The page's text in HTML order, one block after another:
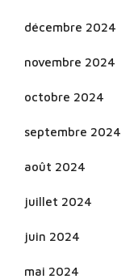
décembre 2024
novembre 2024
octobre 2024
septembre 2024
août 2024
juillet 2024
juin 2024
mai 2024